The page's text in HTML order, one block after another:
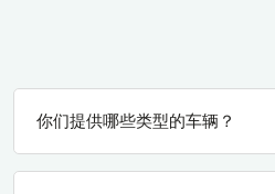
你们提供哪些类型的车辆？